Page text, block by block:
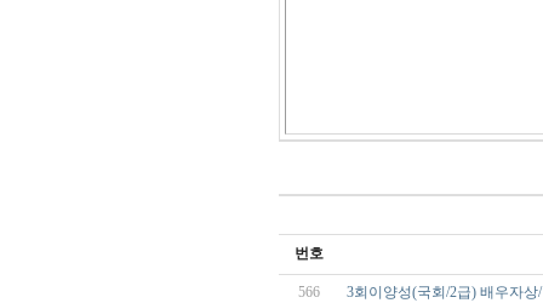
번호
566 3회이양성(국회/2급) 배우자상